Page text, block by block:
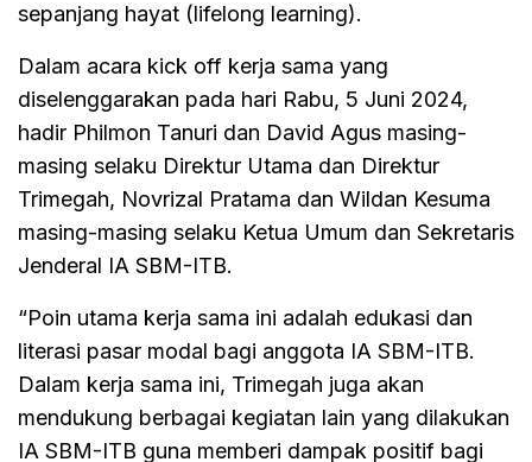
sepanjang hayat (lifelong learning).
Dalam acara kick off kerja sama yang
diselenggarakan pada hari Rabu, 5 Juni 2024,
hadir Philmon Tanuri dan David Agus masing-
masing selaku Direktur Utama dan Direktur
Trimegah, Novrizal Pratama dan Wildan Kesuma
masing-masing selaku Ketua Umum dan Sekretaris
Jenderal IA SBM-ITB.
“Poin utama kerja sama ini adalah edukasi dan
literasi pasar modal bagi anggota IA SBM-ITB.
Dalam kerja sama ini, Trimegah juga akan
mendukung berbagai kegiatan lain yang dilakukan
IA SBM-ITB guna memberi dampak positif bagi